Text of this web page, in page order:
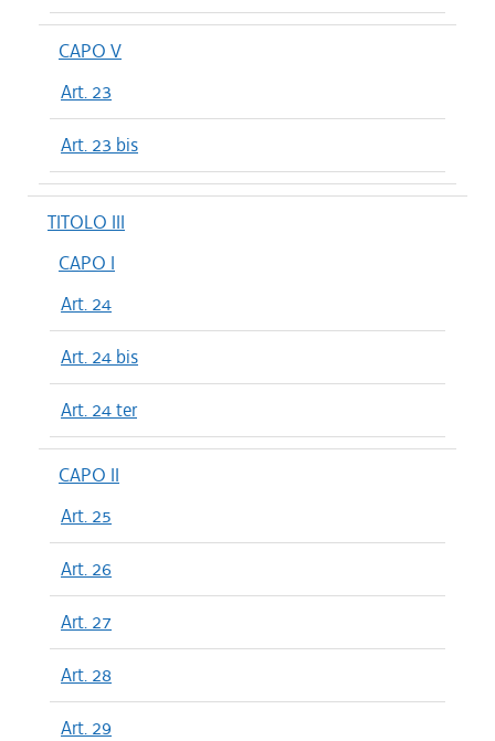
CAPO V
Art. 23
Art. 23 bis
TITOLO III
CAPO I
Art. 24
Art. 24 bis
Art. 24 ter
CAPO II
Art. 25
Art. 26
Art. 27
Art. 28
Art. 29